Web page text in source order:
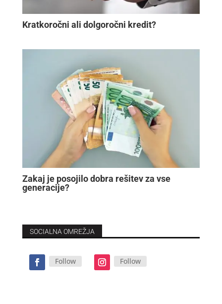
Kratkoročni ali dolgoročni kredit?
Zakaj je posojilo dobra rešitev za vse
generacije?
SOCIALNA OMREŽJA
Follow Follow